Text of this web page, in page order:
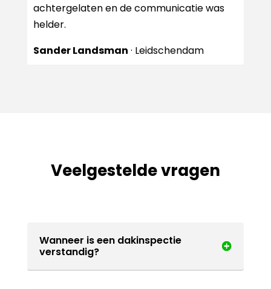
achtergelaten en de communicatie was
helder.
Sander Landsman · Leidschendam
Veelgestelde vragen
Wanneer is een dakinspectie
verstandig?